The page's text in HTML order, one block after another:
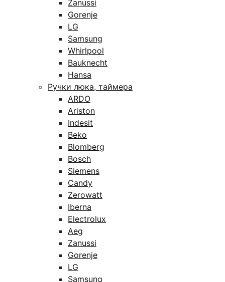
Zanussi
Gorenje
LG
Samsung
Whirlpool
Bauknecht
Hansa
Ручки люка, таймера
ARDO
Ariston
Indesit
Beko
Blomberg
Bosch
Siemens
Candy
Zerowatt
Iberna
Electrolux
Aeg
Zanussi
Gorenje
LG
Samsung